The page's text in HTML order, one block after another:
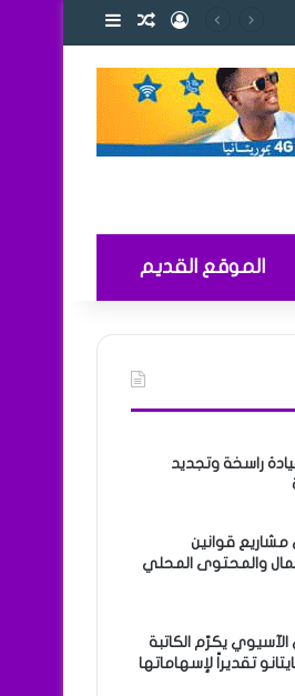
تسجيل الدخول
مقال عشوائي
إضافة عمود
الموقع القديم
راسخة وتجديد
مشاريع قوانين
والمحتوى المحلي
الآسيوي يكرّم الكاتبة
تقديراً لإسهاماتها